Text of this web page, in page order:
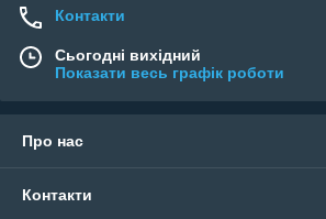
Контакти
Сьогодні вихідний
Показати весь графік роботи
Про нас
Контакти